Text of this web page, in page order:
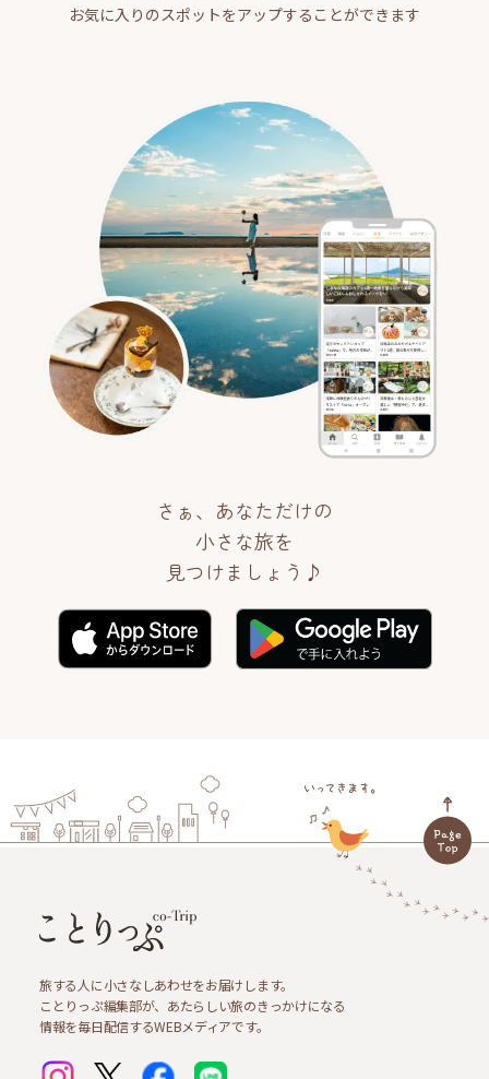
お気に入りのスポットをアップすることができます
さぁ、あなただけの
小さな旅を
見つけましょう♪
旅する人に小さなしあわせをお届けします。
ことりっぷ編集部が、あたらしい旅のきっかけになる
情報を毎日配信するWEBメディアです。